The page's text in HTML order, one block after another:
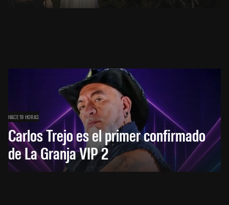
HACE 19 HORAS
Carlos Trejo es el primer confirmado
de La Granja VIP 2